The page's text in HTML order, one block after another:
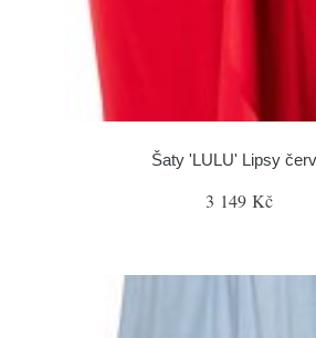
Šaty 'LULU' Lipsy
3 149 Kč